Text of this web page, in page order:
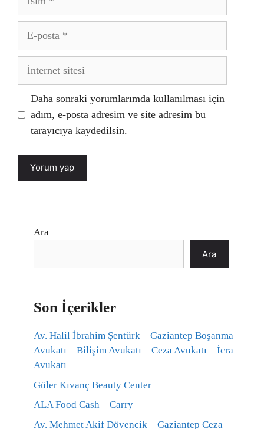
posta
İnternet
Daha sonraki yorumlarımda kullanılması için
adım, e-posta adresim ve site adresim bu
tarayıcıya kaydedilsin.
Ara
Ara
Son İçerikler
Av. Halil İbrahim Şentürk – Gaziantep Boşanma
Avukatı – Bilişim Avukatı – Ceza Avukatı – İcra
Avukatı
Güler Kıvanç Beauty Center
ALA Food Cash – Carry
Av. Mehmet Akif Dövencik – Gaziantep Ceza